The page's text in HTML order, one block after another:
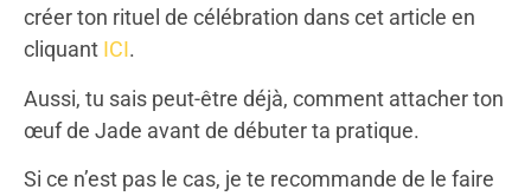
créer ton rituel de célébration dans cet article en
cliquant ICI.
Aussi, tu sais peut-être déjà, comment attacher ton
œuf de Jade avant de débuter ta pratique.
Si ce n’est pas le cas, je te recommande de le faire